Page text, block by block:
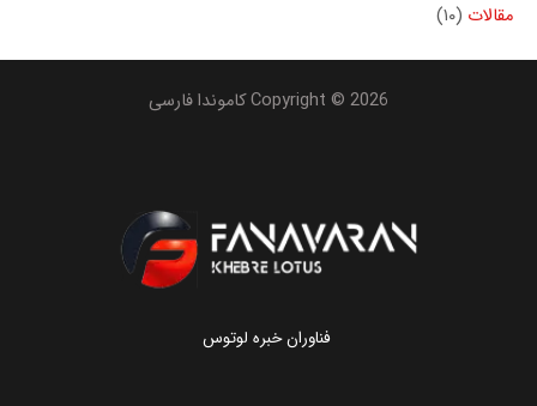
مقالات (۱۰)
Copyright © 2026 کاموندا فارسی
فناوران خبره لوتوس